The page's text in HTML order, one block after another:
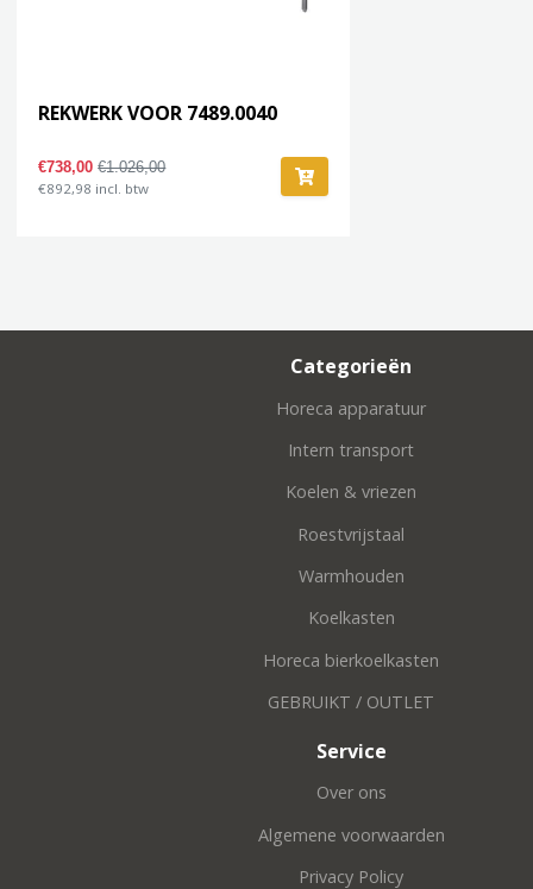
REKWERK VOOR 7489.0040
€738,00€1.026,00
€892,98 incl. btw
Categorieën
Horeca apparatuur
Intern transport
Koelen & vriezen
Roestvrijstaal
Warmhouden
Koelkasten
Horeca bierkoelkasten
GEBRUIKT / OUTLET
Service
Over ons
Algemene voorwaarden
Privacy Policy